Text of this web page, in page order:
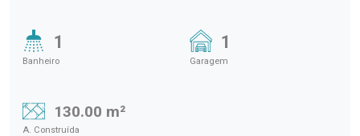
1
Banheiro
1
Garagem
130.00 m²
A. Construída